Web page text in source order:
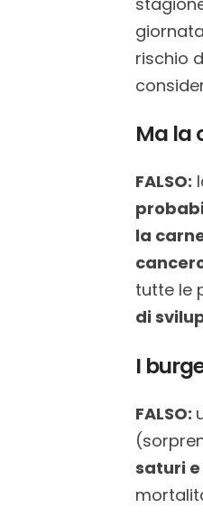
rischio
Ma la
FALSO:
la
tutte le
di
I
FALSO:
saturi